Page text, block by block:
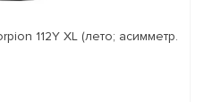
112Y XL (лето; асимметр.